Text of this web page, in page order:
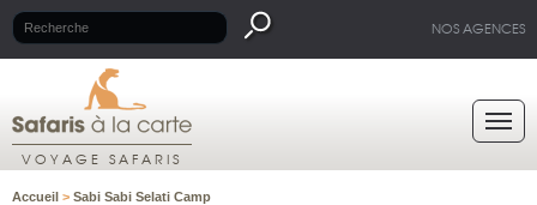
NOS AGENCES
VOYAGE SAFARIS
Accueil > Sabi Sabi Selati Camp